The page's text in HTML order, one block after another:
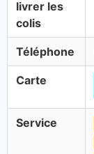
livrer les
colis
Téléphone
Carte
Service